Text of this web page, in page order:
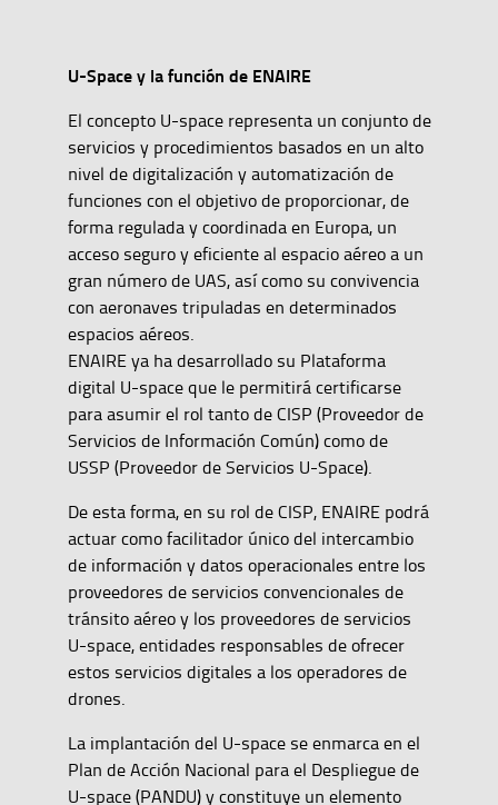
U-Space y la función de ENAIRE
El concepto U-space representa un conjunto de
servicios y procedimientos basados en un alto
nivel de digitalización y automatización de
funciones con el objetivo de proporcionar, de
forma regulada y coordinada en Europa, un
acceso seguro y eficiente al espacio aéreo a un
gran número de UAS, así como su convivencia
con aeronaves tripuladas en determinados
espacios aéreos.
ENAIRE ya ha desarrollado su Plataforma
digital U-space que le permitirá certificarse
para asumir el rol tanto de CISP (Proveedor de
Servicios de Información Común) como de
USSP (Proveedor de Servicios U-Space).
De esta forma, en su rol de CISP, ENAIRE podrá
actuar como facilitador único del intercambio
de información y datos operacionales entre los
proveedores de servicios convencionales de
tránsito aéreo y los proveedores de servicios
U-space, entidades responsables de ofrecer
estos servicios digitales a los operadores de
drones.
La implantación del U-space se enmarca en el
Plan de Acción Nacional para el Despliegue de
U-space (PANDU) y constituye un elemento